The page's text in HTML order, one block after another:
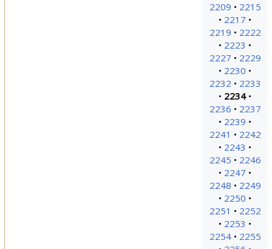
2209
2215
2217
2219
2222
2223
2227
2229
2230
2232
2233
2234
2236
2237
2239
2241
2242
2243
2245
2246
2247
2248
2249
2250
2251
2252
2253
2254
2255